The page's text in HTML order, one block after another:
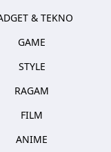
& TEKNO
GAME
STYLE
RAGAM
FILM
ANIME